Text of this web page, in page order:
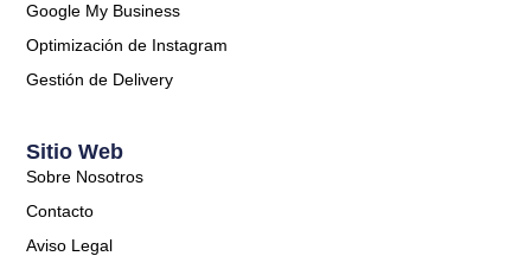
Google My Business
Optimización de Instagram
Gestión de Delivery
Sitio Web
Sobre Nosotros
Contacto
Aviso Legal